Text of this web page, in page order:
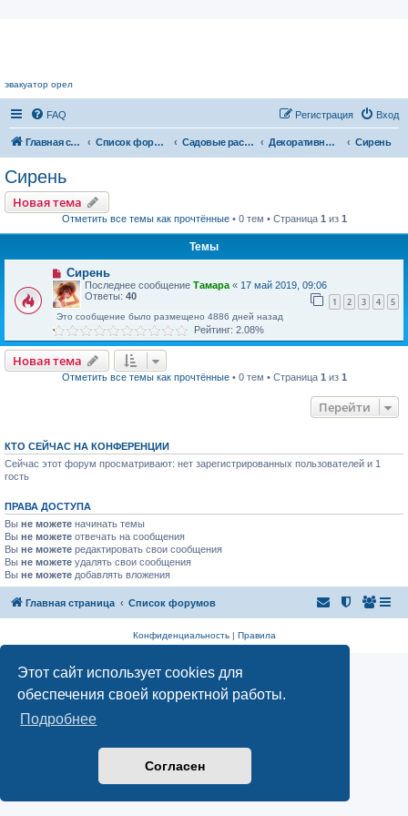
Этот сайт использует cookies для
обеспечения своей корректной работы.
Подробнее
Согласен
эвакуатор орел
FAQ Вход
Регистрация
Главная страница Список форумов Садовые растения Декоративные кустарники Сирень
Сирень
Новая тема
Отметить все темы как прочтённые• 0 тем • Страница 1 из 1
Темы
Сирень
Последнее сообщение Тамара « 17 май 2019, 09:06
Ответы: 40 1 2 3 4 5
Это сообщение было размещено 4886 дней назад
Рейтинг: 2.08%
Новая тема
Отметить все темы как прочтённые• 0 тем • Страница 1 из 1
Перейти
КТО СЕЙЧАС НА КОНФЕРЕНЦИИ
Сейчас этот форум просматривают: нет зарегистрированных пользователей и 1
гость
ПРАВА ДОСТУПА
Вы не можете начинать темы
Вы не можете отвечать на сообщения
Вы не можете редактировать свои сообщения
Вы не можете удалять свои сообщения
Вы не можете добавлять вложения
Главная страница Список форумов
Конфиденциальность| Правила